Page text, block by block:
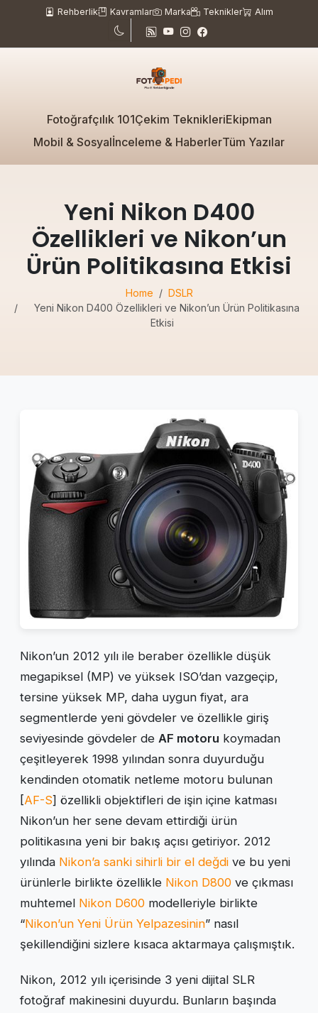
Rehberlik Kavramlar Marka Teknikler Alım
Fotoğrafçılık 101Çekim TeknikleriEkipman
Mobil & Sosyalİnceleme & HaberlerTüm Yazılar
Yeni Nikon D400
Özellikleri ve Nikon’un
Ürün Politikasına Etkisi
Home
DSLR
Yeni Nikon D400 Özellikleri ve Nikon’un Ürün Politikasına
Etkisi
Nikon’un 2012 yılı ile beraber özellikle düşük
megapiksel (MP) ve yüksek ISO’dan vazgeçip,
tersine yüksek MP, daha uygun fiyat, ara
segmentlerde yeni gövdeler ve özellikle giriş
seviyesinde gövdeler de AF motoru koymadan
çeşitleyerek 1998 yılından sonra duyurduğu
kendinden otomatik netleme motoru bulunan
[AF-S] özellikli objektifleri de işin içine katması
Nikon’un her sene devam ettirdiği ürün
politikasına yeni bir bakış açısı getiriyor. 2012
yılında Nikon’a sanki sihirli bir el değdi ve bu yeni
ürünlerle birlikte özellikle Nikon D800 ve çıkması
muhtemel Nikon D600 modelleriyle birlikte
“Nikon’un Yeni Ürün Yelpazesinin” nasıl
şekillendiğini sizlere kısaca aktarmaya çalışmıştık.
Nikon, 2012 yılı içerisinde 3 yeni dijital SLR
fotoğraf makinesini duyurdu. Bunların başında